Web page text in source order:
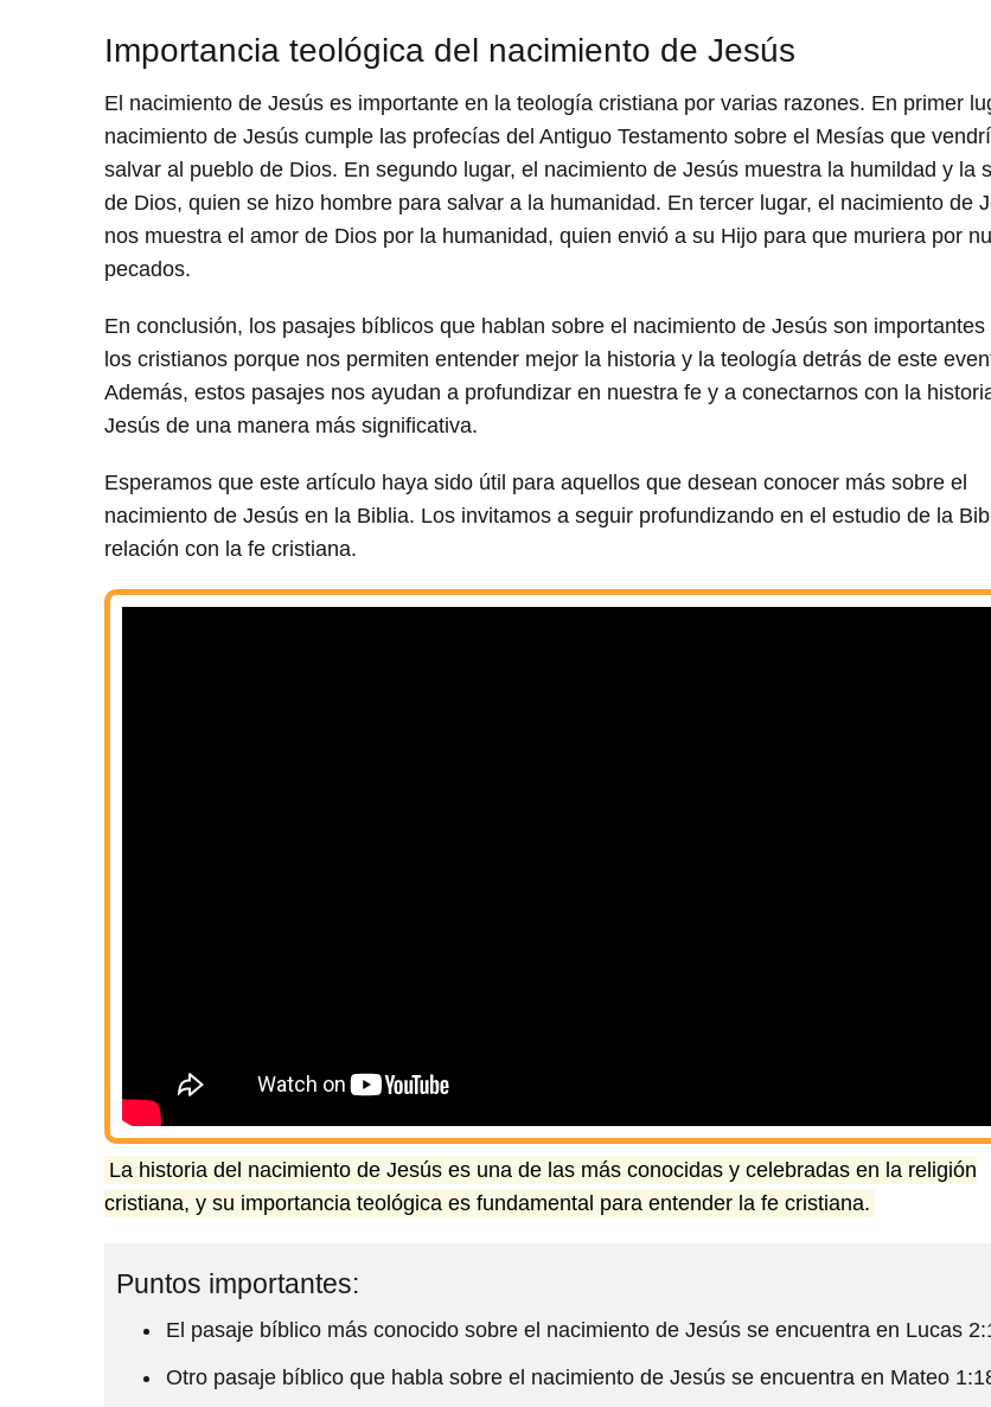
Importancia teológica del nacimiento de Jesús
El nacimiento de Jesús es importante en la teología cristiana por varias razones. En primer
nacimiento de Jesús cumple las profecías del Antiguo Testamento sobre el Mesías que
salvar al pueblo de Dios. En segundo lugar, el nacimiento de Jesús muestra la humildad y la
de Dios, quien se hizo hombre para salvar a la humanidad. En tercer lugar, el nacimiento de
nos muestra el amor de Dios por la humanidad, quien envió a su Hijo para que muriera por
pecados.
En conclusión, los pasajes bíblicos que hablan sobre el nacimiento de Jesús son importantes
los cristianos porque nos permiten entender mejor la historia y la teología detrás de este
Además, estos pasajes nos ayudan a profundizar en nuestra fe y a conectarnos con la
Jesús de una manera más significativa.
Esperamos que este artículo haya sido útil para aquellos que desean conocer más sobre el
nacimiento de Jesús en la Biblia. Los invitamos a seguir profundizando en el estudio de la
relación con la fe cristiana.
La historia del nacimiento de Jesús es una de las más conocidas y celebradas en la religión
cristiana, y su importancia teológica es fundamental para entender la fe cristiana.
Puntos importantes:
El pasaje bíblico más conocido sobre el nacimiento de Jesús se encuentra en Lucas
Otro pasaje bíblico que habla sobre el nacimiento de Jesús se encuentra en Mateo